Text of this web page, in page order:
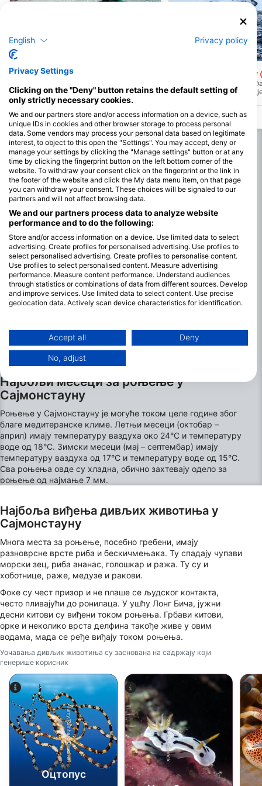
Shark Explorers, 7975 Simons Town
Millers Point(★4.1)
Алеја ајкула због великог броја ајкула
са седам шкрга које се могу наћи овде
заштићеном морском подручју.
Уверите се да сте добили дозволу за
роњење и не правите ништа осим
успомена и фотографија.
Shark Explorers, 7975 Simons
Seal Island Falsebay
Острво фока у заливу
5 до 60 хиљада фока
привлачи велику белу
воде док младунци
пливају.
Најбољи месеци за роњење у
Сајмонстауну
Роњење у Сајмонстауну је могуће током целе године због
благе медитеранске климе. Летњи месеци (октобар –
април) имају температуру ваздуха око 24°C и температуру
воде од 18°C. Зимски месеци (мај – септембар) имају
температуру ваздуха од 17°C и температуру воде од 15°C.
Сва роњења овде су хладна, обично захтевају одело за
роњење од најмање 7 мм.
Најбоља виђења дивљих животиња у
Сајмонстауну
Многа места за роњење, посебно гребени, имају
разноврсне врсте риба и бескичмењака. Ту спадају чупави
морски зец, риба ананас, голошкар и ража. Ту су и
хоботнице, раже, медузе и ракови.
Фоке су чест призор и не плаше се људског контакта,
често пливајући до ронилаца. У ушћу Лонг Бича, јужни
десни китови су виђени током роњења. Грбави китови,
орке и неколико врста делфина такође живе у овим
водама, мада се ређе виђају током роњења.
Уочавања дивљих животиња су заснована на садржају који
генерише корисник
Alamy/Reinhard Dirscherl
Оцтопус
SSI-Peter-Schinck
English Privacy policy
Privacy Settings
Clicking on the "Deny" button retains the default setting of
only strictly necessary cookies.
We and our partners store and/or access information on a device, such as
unique IDs in cookies and other browser storage to process personal
data. Some vendors may process your personal data based on legitimate
interest, to object to this open the "Settings". You may accept, deny or
manage your settings by clicking the "Manage settings" button or at any
time by clicking the fingerprint button on the left bottom corner of the
website. To withdraw your consent click on the fingerprint or the link in
the footer of the website and click the My data menu item, on that page
you can withdraw your consent. These choices will be signaled to our
partners and will not affect browsing data.
We and our partners process data to analyze website
performance and to do the following:
Store and/or access information on a device. Use limited data to select
advertising. Create profiles for personalised advertising. Use profiles to
select personalised advertising. Create profiles to personalise content.
Use profiles to select personalised content. Measure advertising
performance. Measure content performance. Understand audiences
through statistics or combinations of data from different sources. Develop
and improve services. Use limited data to select content. Use precise
geolocation data. Actively scan device characteristics for identification.
Data may be shared outside of the European Union and send to the USA.
Your consent and the cookie policy applies solely to this website/app.
View Partner List (1 IAB Vendors)
IAB processing purposes:
Store and/or access information on a device
Use limited data to select advertising
Create profiles for personalised advertising
Use profiles to select personalised
Create profiles to personalise content
Use profiles to select personalised content
Measure advertising performance
Understand audiences through statistics or
combinations of data from different sources
Use limited data to select content
IAB Special Features:
Use precise geolocation data
Identify devices based on information
actively requested
Non-IAB processing purposes:
Necessary
Accept all Deny
No, adjust